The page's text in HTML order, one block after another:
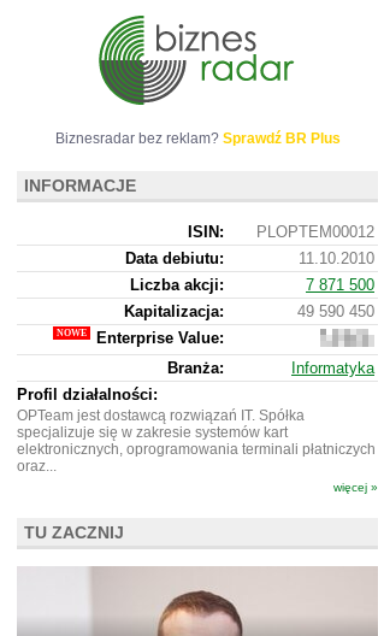
Biznesradar bez reklam? Sprawdź BR Plus
INFORMACJE
ISIN:
PLOPTEM00012
Data debiutu:
11.10.2010
Liczba akcji:
7 871 500
Kapitalizacja:
49 590 450
Enterprise Value:
461
450
Branża:
Informatyka
Profil działalności:
OPTeam jest dostawcą rozwiązań IT. Spółka
specjalizuje się w zakresie systemów kart
elektronicznych, oprogramowania terminali płatniczych
oraz...
więcej »
TU ZACZNIJ